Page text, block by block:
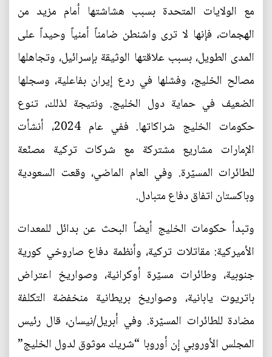
مع الولايات المتحدة بسبب هشاشتها أمام مزيد من
الهجمات، فإنها لا ترى واشنطن ضامناً أمنياً وحيداً على
المدى الطويل، بسبب علاقتها الوثيقة بإسرائيل، وتجاهلها
مصالح الخليج، وفشلها في ردع إيران بفاعلية، وسجلها
الضعيف في حماية دول الخليج. ونتيجة لذلك، تنوع
حكومات الخليج شراكاتها. ففي عام 2024، أنشأت
الإمارات مشاريع مشتركة مع شركات تركية مصنّعة
للطائرات المسيّرة. وفي العام الماضي، وقعت السعودية
وباكستان اتفاق دفاع متبادل.
وتبدأ حكومات الخليج أيضاً البحث عن بدائل للمعدات
الأميركية: مقاتلات تركية، وأنظمة دفاع صاروخي كورية
جنوبية، وطائرات مسيّرة أوكرانية، وصواريخ اعتراض
باتريوت يابانية، وصواريخ بريطانية منخفضة التكلفة
مضادة للطائرات المسيّرة. وفي أبريل/نيسان، قال رئيس
المجلس الأوروبي إن أوروبا “شريك موثوق لدول الخليج”